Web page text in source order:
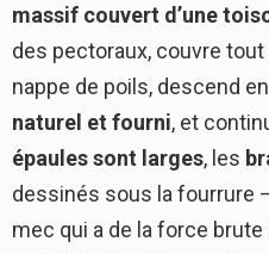
massif couvert d’une
des pectoraux, couvre
nappe de poils, descend
naturel et fourni, et
épaules sont larges, les
dessinés sous la fourrure
mec qui a de la force